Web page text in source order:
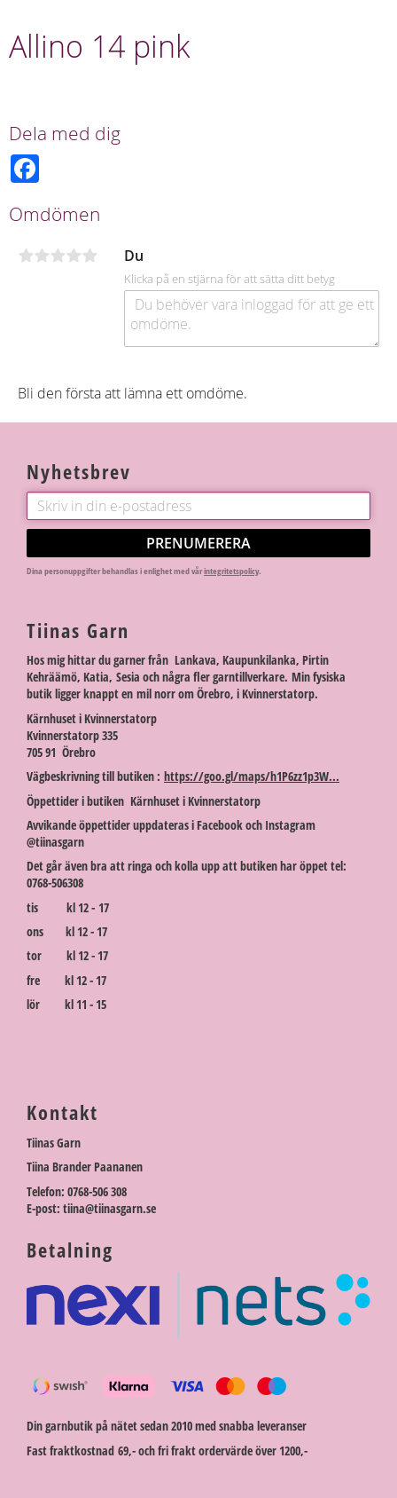
Allino 14 pink
Dela med dig
b
o
k
Omdömen
Du
Klicka på en stjärna för att sätta ditt betyg
Bli den första att lämna ett omdöme.
Nyhetsbrev
PRENUMERERA
Dina personuppgifter behandlas i enlighet med vårintegritetspolicy.
Tiinas Garn
Hos mig hittar du garner från Lankava, Kaupunkilanka, Pirtin
Kehräämö, Katia, Sesia och några fler garntillverkare. Min fysiska
butik ligger knappt en mil norr om Örebro, i Kvinnerstatorp.
Kärnhuset i Kvinnerstatorp
Kvinnerstatorp 335
705 91 Örebro
Vägbeskrivning till butiken : https://goo.gl/maps/h1P6zz1p3W...
Öppettider i butiken Kärnhuset i Kvinnerstatorp
Avvikande öppettider uppdateras i Facebook och Instagram
@tiinasgarn
Det går även bra att ringa och kolla upp att butiken har öppet tel:
0768-506308
tis kl 12 - 17
ons kl 12 - 17
tor kl 12 - 17
fre kl 12 - 17
lör kl 11 - 15
Kontakt
Tiinas Garn
Tiina Brander Paananen
Telefon: 0768-506 308
E-post: tiina@tiinasgarn.se
Betalning
Din garnbutik på nätet sedan 2010 med snabba leveranser
Fast fraktkostnad 69,- och fri frakt ordervärde över 1200,-